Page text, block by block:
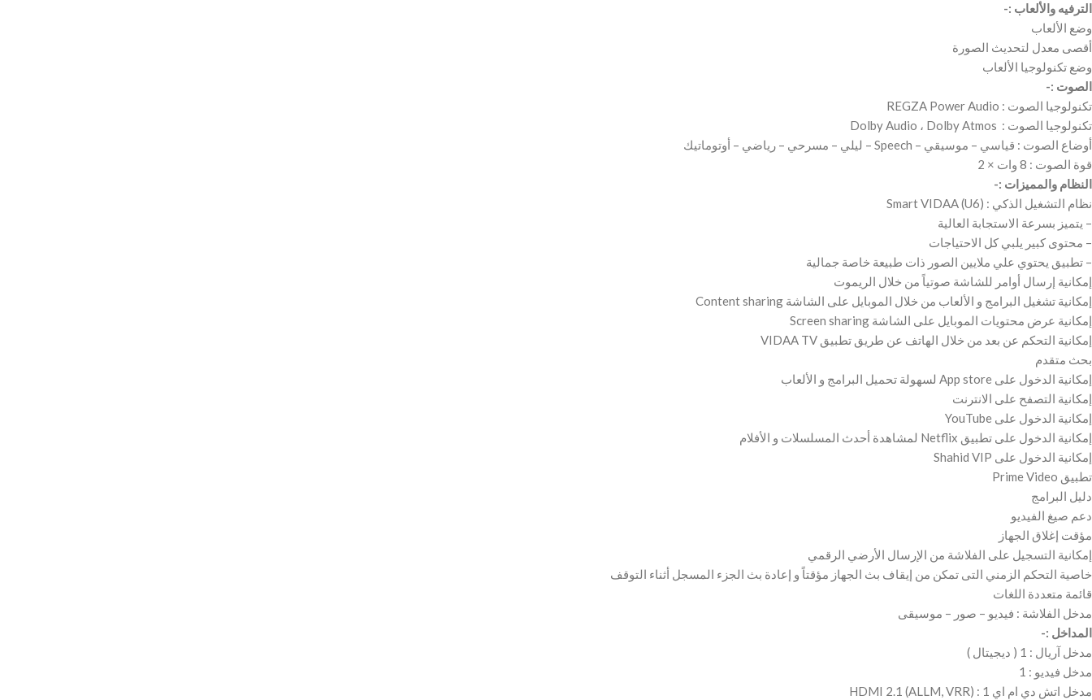
الترفيه والألعاب :-
وضع الألعاب
أقصى معدل لتحديث الصورة
وضع تكنولوجيا الألعاب
الصوت :-
تكنولوجيا الصوت : REGZA Power Audio
تكنولوجيا الصوت : Dolby Audio ، Dolby Atmos ‎
أوضاع الصوت : قياسي – موسيقي – Speech – ليلي – مسرحي – رياضي – أوتوماتيك
قوة الصوت : 8 وات × 2
النظام والمميزات :-
نظام التشغيل الذكي : Smart VIDAA (U6)
– يتميز بسرعة الاستجابة العالية
– محتوى كبير يلبي كل الاحتياجات
– تطبيق يحتوي علي ملايين الصور ذات طبيعة خاصة جمالية
إمكانية إرسال أوامر للشاشة صوتياً من خلال الريموت
إمكانية تشغيل البرامج و الألعاب من خلال الموبايل على الشاشة Content sharing
إمكانية عرض محتويات الموبايل على الشاشة Screen sharing
إمكانية التحكم عن بعد من خلال الهاتف عن طريق تطبيق VIDAA TV
بحث متقدم
إمكانية الدخول على App store لسهولة تحميل البرامج و الألعاب
إمكانية التصفح على الانترنت
إمكانية الدخول على YouTube
إمكانية الدخول على تطبيق Netflix لمشاهدة أحدث المسلسلات و الأفلام
إمكانية الدخول على Shahid VIP
تطبيق Prime Video
دليل البرامج
دعم صيغ الفيديو
مؤقت إغلاق الجهاز
إمكانية التسجيل على الفلاشة من الإرسال الأرضي الرقمي
خاصية التحكم الزمني التى تمكن من إيقاف بث الجهاز مؤقتاً و إعادة بث الجزء المسجل أثناء التوقف
قائمة متعددة اللغات
مدخل الفلاشة : فيديو – صور – موسيقى
المداخل :-
مدخل آريال : 1 ( ديجيتال )
مدخل فيديو : 1
مدخل اتش دي ام اي 1 : HDMI 2.1 (ALLM, VRR)